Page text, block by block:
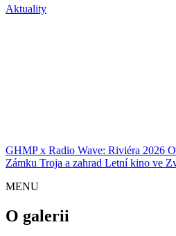
Aktuality
GHMP x Radio Wave: Riviéra 2026
Zámku Troja a zahrad Letní kino ve
MENU
O galerii